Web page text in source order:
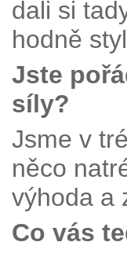
dali si
hodně
Jste
síly?
Jsme v
něco
výhoda a
Co vás